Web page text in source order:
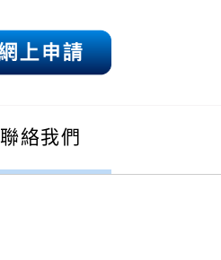
聯絡我們